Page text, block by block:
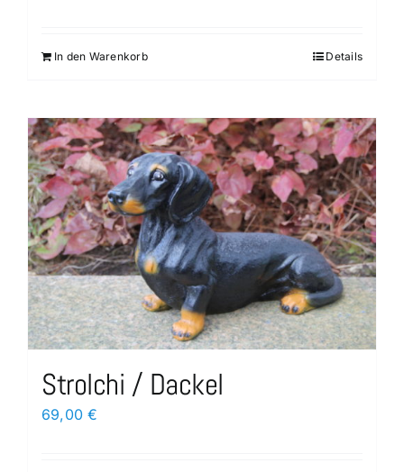
In den Warenkorb Details
Strolchi / Dackel
69,00€